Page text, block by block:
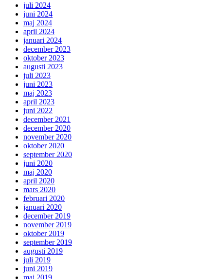
juli 2024
juni 2024
maj 2024
april 2024
januari 2024
december 2023
oktober 2023
augusti 2023
juli 2023
juni 2023
maj 2023
april 2023
juni 2022
december 2021
december 2020
november 2020
oktober 2020
september 2020
juni 2020
maj 2020
april 2020
mars 2020
februari 2020
januari 2020
december 2019
november 2019
oktober 2019
september 2019
augusti 2019
juli 2019
juni 2019
maj 2019